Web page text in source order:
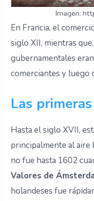
Imagen:
En Francia, el
siglo XII, mientras
gubernamentales
comerciantes y luego
Las
Hasta el siglo XVII,
principalmente al
no fue hasta 1602
Valores de
holandeses fue